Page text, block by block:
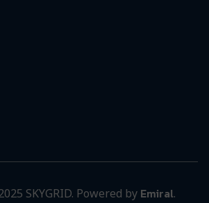
SKYGRID. Powered by Emiral.